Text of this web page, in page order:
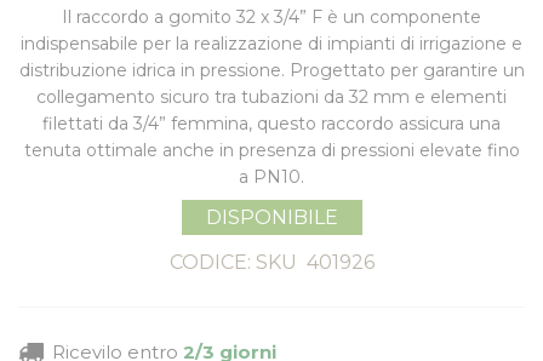
Il raccordo a gomito 32 x 3/4” F è un componente
indispensabile per la realizzazione di impianti di irrigazione e
distribuzione idrica in pressione. Progettato per garantire un
collegamento sicuro tra tubazioni da 32 mm e elementi
filettati da 3/4” femmina, questo raccordo assicura una
tenuta ottimale anche in presenza di pressioni elevate fino
a PN10.
DISPONIBILE
CODICE: SKU 401926
Ricevilo entro 2/3 giorni